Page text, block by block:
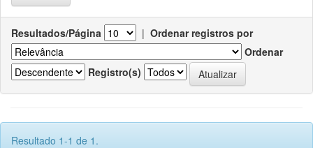
Resultados/Página | Ordenar registros por
Ordenar
Registro(s)
Resultado 1-1 de 1.